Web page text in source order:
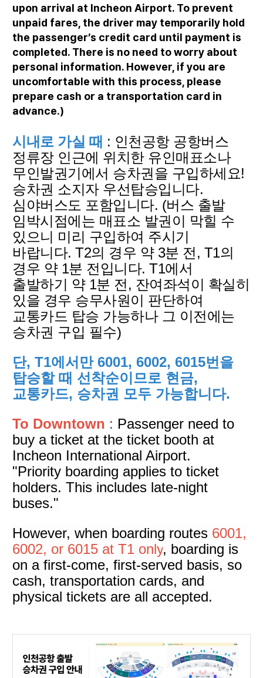
upon arrival at Incheon Airport. To prevent
unpaid fares, the driver may temporarily hold
the passenger’s credit card until payment is
completed. There is no need to worry about
personal information. However, if you are
uncomfortable with this process, please
prepare cash or a transportation card in
advance.)
시내로 가실 때 : 인천공항 공항버스
정류장 인근에 위치한 유인매표소나
무인발권기에서 승차권을 구입하세요!
승차권 소지자 우선탑승입니다.
심야버스도 포함입니다. (버스 출발
임박시점에는 매표소 발권이 막힐 수
있으니 미리 구입하여 주시기
바랍니다. T2의 경우 약 3분 전, T1의
경우 약 1분 전입니다. T1에서
출발하기 약 1분 전, 잔여좌석이 확실히
있을 경우 승무사원이 판단하여
교통카드 탑승 가능하나 그 이전에는
승차권 구입 필수)
단, T1에서만 6001, 6002, 6015번을
탑승할 때 선착순이므로 현금,
교통카드, 승차권 모두 가능합니다.
To Downtown : Passenger need to
buy a ticket at the ticket booth at
Incheon International Airport.
"Priority boarding applies to ticket
holders. This includes late-night
buses."
However, when boarding routes 6001,
6002, or 6015 at T1 only, boarding is
on a first-come, first-served basis, so
cash, transportation cards, and
physical tickets are all accepted.